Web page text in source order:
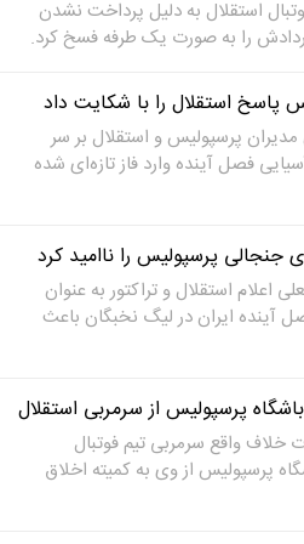
استقلال به دلیل پرداخت نشدن
را به صورت یک طرفه فسخ کرد.
پاسخ استقلال را با شکایت داد
مدیران پرسپولیس و استقلال بر سر
فصل آینده وارد فاز تازه‌ای شده
جنجالی پرسپولیس را ناامید کرد
اعلام استقلال و تراکتور به عنوان
آینده ایران در لیگ نخبگان باعث
پرسپولیس از سرمربی استقلال
خلاف واقع سرمربی تیم فوتبال
پرسپولیس از وی به کمیته اخلاق